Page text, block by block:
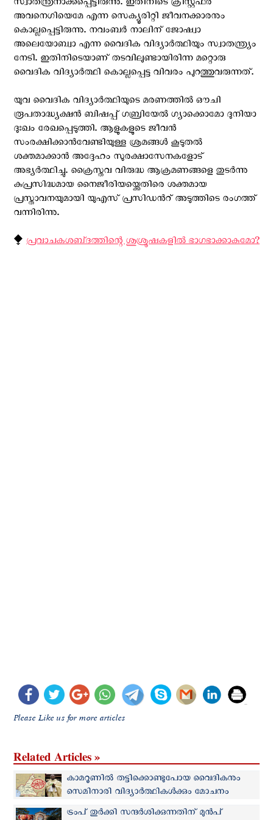
സ്വാതന്ത്രനാക്കപ്പെട്ടിരുന്നു. ഇതിനിടെ ക്രിസ്റ്റഫർ
അവനെഗിയെമേ എന്ന സെക്യൂരിറ്റി ജീവനക്കാരനും
കൊല്ലപ്പെട്ടിരുന്നു. നവംബർ നാലിന് ജോഷ്വാ
അലെയോബ്വാ എന്ന വൈദിക വിദ്യാര്‍ത്ഥിയും സ്വാതന്ത്ര്യം
നേടി. ഇതിനിടെയാണ് തടവിലുണ്ടായിരിന്ന മറ്റൊരു
വൈദിക വിദ്യാര്‍ത്ഥി കൊല്ലപ്പെട്ട വിവരം പുറത്തുവരുന്നത്.
യുവ വൈദിക വിദ്യാർത്ഥിയുടെ മരണത്തിൽ ഔചി
രൂപതാദ്ധ്യക്ഷൻ ബിഷപ്പ് ഗബ്രിയേൽ ഗ്യാക്കൊമോ ദുനിയാ
ദുഃഖം രേഖപ്പെടുത്തി. ആളുകളുടെ ജീവൻ
സംരക്ഷിക്കാൻവേണ്ടിയുള്ള ശ്രമങ്ങൾ കൂടുതൽ
ശക്തമാക്കാൻ അദ്ദേഹം സുരക്ഷാസേനകളോട്
അഭ്യർത്ഥിച്ചു. ക്രൈസ്തവ വിരുദ്ധ ആക്രമണങ്ങളെ തുടര്‍ന്നു
കുപ്രസിദ്ധമായ നൈജീരിയയ്ക്കെതിരെ ശക്തമായ
പ്രസ്താവനയുമായി യു‌എസ് പ്രസിഡന്‍റ് അടുത്തിടെ രംഗത്ത്
വന്നിരിന്നു.
⧪ പ്രവാചകശബ്‌ദത്തിന്റെ ശുശ്രൂഷകളില്‍ ഭാഗഭാക്കാകുമോ?
Please Like us for more articles
Related Articles »
കാമറൂണില്‍ തട്ടിക്കൊണ്ടുപോയ വൈദികനും
സെമിനാരി വിദ്യാര്‍ത്ഥികള്‍ക്കും മോചനം
ട്രംപ് തുര്‍ക്കി സന്ദര്‍ശിക്കുന്നതിന് മുന്‍പ്